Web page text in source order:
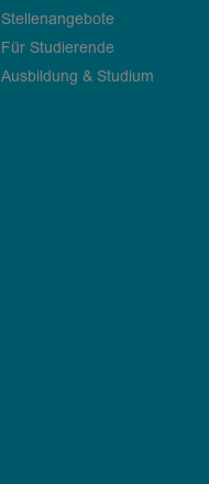
Stellenangebote
Für Studierende
Ausbildung & Studium